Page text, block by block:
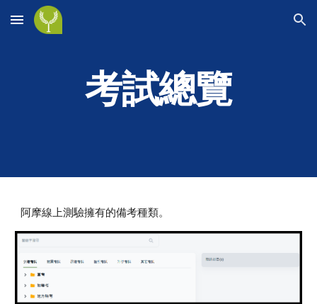
Skip to main content Skip to navigation
考試總覽
阿摩線上測驗擁有的備考種類。